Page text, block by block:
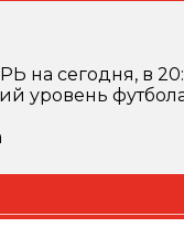
на сегодня, в
уровень